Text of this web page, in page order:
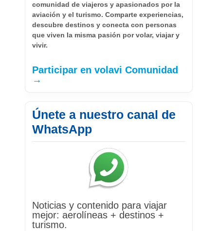
comunidad de viajeros y apasionados por la
aviación y el turismo. Comparte experiencias,
descubre destinos y conecta con personas
que viven la misma pasión por volar, viajar y
vivir.
Participar en volavi Comunidad
→
Únete a nuestro canal de
WhatsApp
Noticias y contenido para viajar
mejor: aerolíneas + destinos +
turismo.